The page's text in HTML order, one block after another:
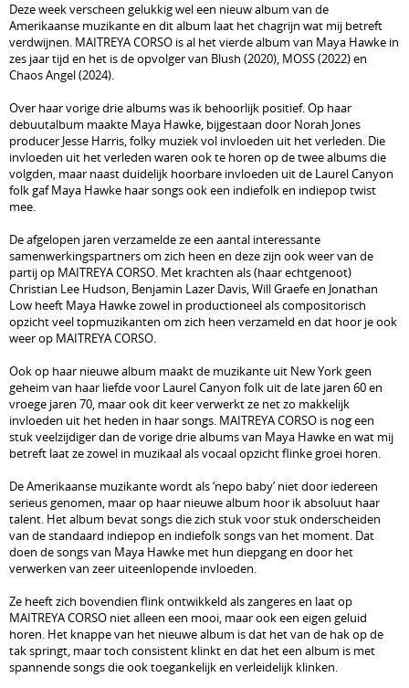
Deze week verscheen gelukkig wel een nieuw album van de
Amerikaanse muzikante en dit album laat het chagrijn wat mij betreft
verdwijnen. MAITREYA CORSO is al het vierde album van Maya Hawke in
zes jaar tijd en het is de opvolger van Blush (2020), MOSS (2022) en
Chaos Angel (2024).
Over haar vorige drie albums was ik behoorlijk positief. Op haar
debuutalbum maakte Maya Hawke, bijgestaan door Norah Jones
producer Jesse Harris, folky muziek vol invloeden uit het verleden. Die
invloeden uit het verleden waren ook te horen op de twee albums die
volgden, maar naast duidelijk hoorbare invloeden uit de Laurel Canyon
folk gaf Maya Hawke haar songs ook een indiefolk en indiepop twist
mee.
De afgelopen jaren verzamelde ze een aantal interessante
samenwerkingspartners om zich heen en deze zijn ook weer van de
partij op MAITREYA CORSO. Met krachten als (haar echtgenoot)
Christian Lee Hudson, Benjamin Lazer Davis, Will Graefe en Jonathan
Low heeft Maya Hawke zowel in productioneel als compositorisch
opzicht veel topmuzikanten om zich heen verzameld en dat hoor je ook
weer op MAITREYA CORSO.
Ook op haar nieuwe album maakt de muzikante uit New York geen
geheim van haar liefde voor Laurel Canyon folk uit de late jaren 60 en
vroege jaren 70, maar ook dit keer verwerkt ze net zo makkelijk
invloeden uit het heden in haar songs. MAITREYA CORSO is nog een
stuk veelzijdiger dan de vorige drie albums van Maya Hawke en wat mij
betreft laat ze zowel in muzikaal als vocaal opzicht flinke groei horen.
De Amerikaanse muzikante wordt als ‘nepo baby’ niet door iedereen
serieus genomen, maar op haar nieuwe album hoor ik absoluut haar
talent. Het album bevat songs die zich stuk voor stuk onderscheiden
van de standaard indiepop en indiefolk songs van het moment. Dat
doen de songs van Maya Hawke met hun diepgang en door het
verwerken van zeer uiteenlopende invloeden.
Ze heeft zich bovendien flink ontwikkeld als zangeres en laat op
MAITREYA CORSO niet alleen een mooi, maar ook een eigen geluid
horen. Het knappe van het nieuwe album is dat het van de hak op de
tak springt, maar toch consistent klinkt en dat het een album is met
spannende songs die ook toegankelijk en verleidelijk klinken.